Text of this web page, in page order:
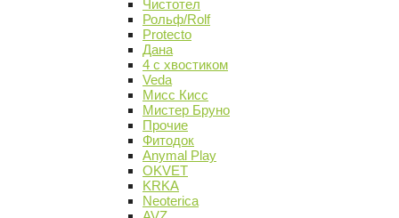
Чистотел
Рольф/Rolf
Protecto
Дана
4 с хвостиком
Veda
Мисс Кисс
Мистер Бруно
Прочие
Фитодок
Anymal Play
OKVET
KRKA
Neoterica